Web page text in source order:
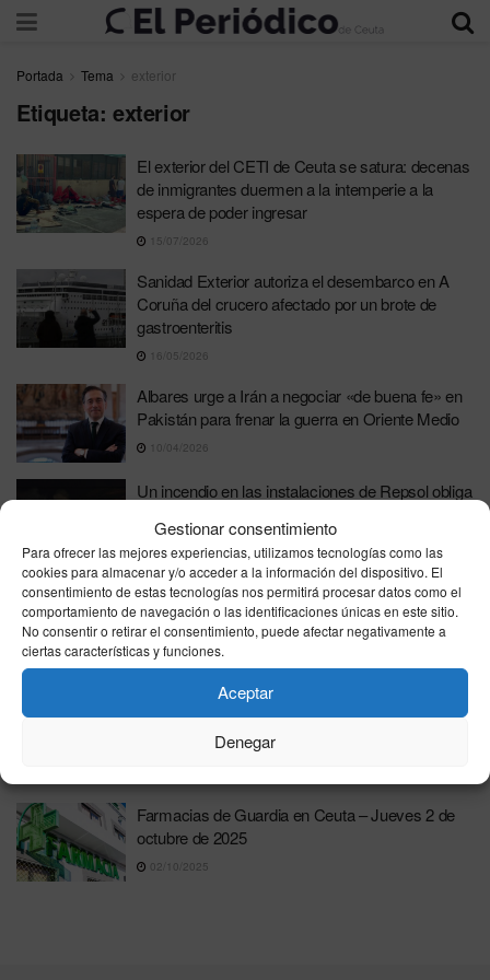
Gestionar consentimiento
Para ofrecer las mejores experiencias, utilizamos tecnologías como las
cookies para almacenar y/o acceder a la información del dispositivo. El
consentimiento de estas tecnologías nos permitirá procesar datos como el
comportamiento de navegación o las identificaciones únicas en este sitio.
No consentir o retirar el consentimiento, puede afectar negativamente a
ciertas características y funciones.
Aceptar
Denegar
Portada Tema exterior
Etiqueta: exterior
El exterior del CETI de Ceuta se satura: decenas
de inmigrantes duermen a la intemperie a la
espera de poder ingresar
15/07/2026
Sanidad Exterior autoriza el desembarco en A
Coruña del crucero afectado por un brote de
gastroenteritis
16/05/2026
Albares urge a Irán a negociar «de buena fe» en
Pakistán para frenar la guerra en Oriente Medio
10/04/2026
Un incendio en las instalaciones de Repsol obliga
Murcia
26/01/2026
Farmacias de Guardia en Ceuta – Miércoles 15
de octubre de 2025
15/10/2025
Ceuta garantiza servicio farmacéutico 24 horas
con Gabriel Arredondo Parra y Puya C.B. de
Farmacias de Guardia en Ceuta – Jueves 2 de
octubre de 2025
02/10/2025